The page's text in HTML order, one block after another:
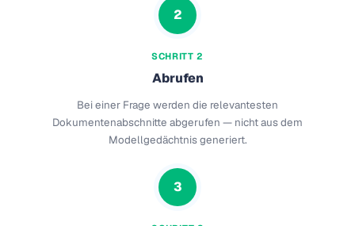
2
SCHRITT 2
Abrufen
Bei einer Frage werden die relevantesten
Dokumentenabschnitte abgerufen — nicht aus dem
Modellgedächtnis generiert.
3